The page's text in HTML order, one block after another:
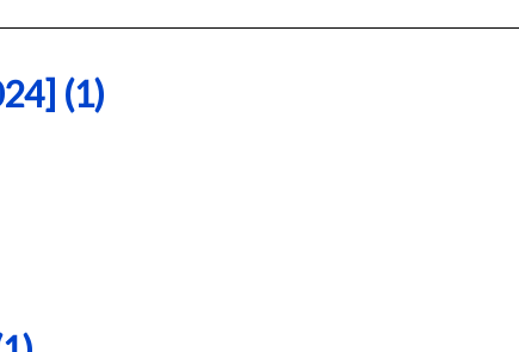
(1)